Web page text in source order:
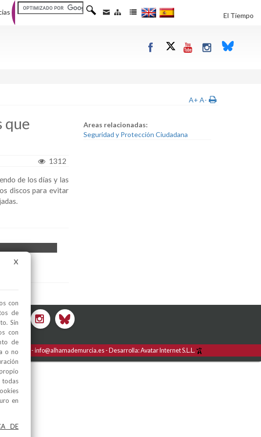
El Tiempo
A+ A-
que
1312
de los días y las
discos para evitar
Areas relacionadas:
Seguridad y Protección Ciudadana
630 000 info@alhamademurcia.es Desarrolla:Avatar Internet S.L.L.
X
con
de
Sin
con
de
o no
todas
en
DE